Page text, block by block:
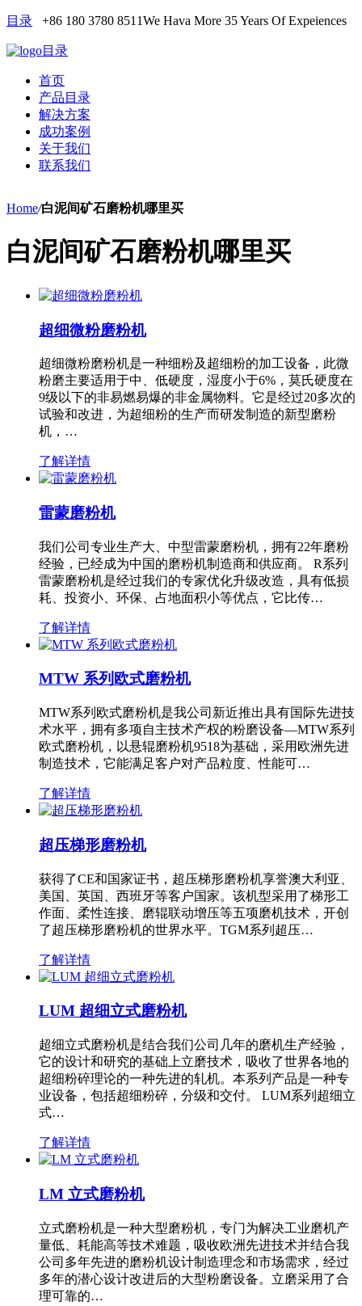
目录 +86 180 3780 8511We Hava More 35 Years Of Expeiences
目录
首页
产品目录
解决方案
成功案例
关于我们
联系我们
Home/白泥间矿石磨粉机哪里买
白泥间矿石磨粉机哪里买
超细微粉磨粉机
超细微粉磨粉机是一种细粉及超细粉的加工设备，此微
粉磨主要适用于中、低硬度，湿度小于6%，莫氏硬度在
9级以下的非易燃易爆的非金属物料。它是经过20多次的
试验和改进，为超细粉的生产而研发制造的新型磨粉
机，…
了解详情
雷蒙磨粉机
我们公司专业生产大、中型雷蒙磨粉机，拥有22年磨粉
经验，已经成为中国的磨粉机制造商和供应商。 R系列
雷蒙磨粉机是经过我们的专家优化升级改造，具有低损
耗、投资小、环保、占地面积小等优点，它比传…
了解详情
MTW 系列欧式磨粉机
MTW系列欧式磨粉机是我公司新近推出具有国际先进技
术水平，拥有多项自主技术产权的粉磨设备—MTW系列
欧式磨粉机，以悬辊磨粉机9518为基础，采用欧洲先进
制造技术，它能满足客户对产品粒度、性能可…
了解详情
超压梯形磨粉机
获得了CE和国家证书，超压梯形磨粉机享誉澳大利亚、
美国、英国、西班牙等客户国家。该机型采用了梯形工
作面、柔性连接、磨辊联动增压等五项磨机技术，开创
了超压梯形磨粉机的世界水平。TGM系列超压…
了解详情
LUM 超细立式磨粉机
超细立式磨粉机是结合我们公司几年的磨机生产经验，
它的设计和研究的基础上立磨技术，吸收了世界各地的
超细粉碎理论的一种先进的轧机。本系列产品是一种专
业设备，包括超细粉碎，分级和交付。 LUM系列超细立
式…
了解详情
LM 立式磨粉机
立式磨粉机是一种大型磨粉机，专门为解决工业磨机产
量低、耗能高等技术难题，吸收欧洲先进技术并结合我
公司多年先进的磨粉机设计制造理念和市场需求，经过
多年的潜心设计改进后的大型粉磨设备。立磨采用了合
理可靠的…